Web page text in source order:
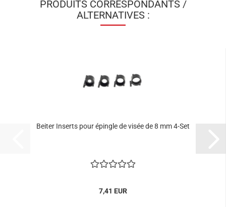
PRODUITS CORRESPONDANTS /
ALTERNATIVES :
Beiter Inserts pour épingle de visée de 8 mm 4-Set
7,41 EUR